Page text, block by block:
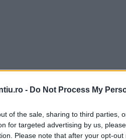
- Do Not Process My
of the sale, sharing to third parties,
for targeted advertising by us,
Please note that after your opt-